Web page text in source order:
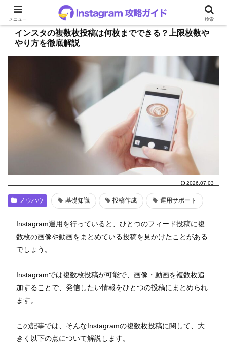
インスタの複数枚投稿は何枚までできる？上限枚数や
やり方を徹底解説
2026.07.03
ノウハウ 基礎知識 投稿作成 運用サポート
Instagram運用を行っていると、ひとつのフィード投稿に複
数枚の画像や動画をまとめている投稿を見かけたことがある
でしょう。
Instagramでは複数枚投稿が可能で、画像・動画を複数枚追
加することで、発信したい情報をひとつの投稿にまとめられ
ます。
この記事では、そんなInstagramの複数枚投稿に関して、大
きく以下の点について解説します。
メニュー 検索